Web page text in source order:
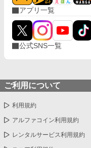
アプリ一覧
公式SNS一覧
ご利用について
利用規約
アルファコイン利用規約
レンタルサービス利用規約